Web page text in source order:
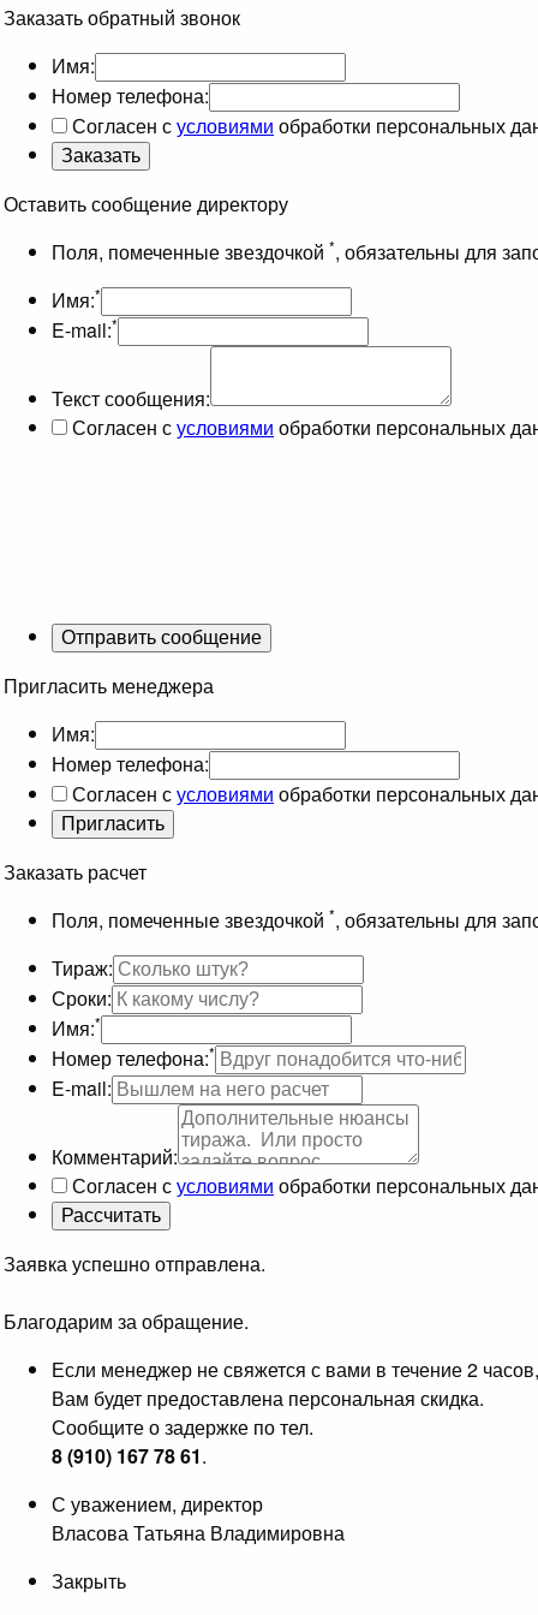
Заказать обратный звонок
Имя:
Номер телефона:
Согласен сусловиями обработки персональных
Оставить сообщение директору
Поля, помеченные звездочкой *, обязательны для
Имя:*
E-mail:*
Текст сообщения:
Согласен сусловиями обработки персональных
Пригласить менеджера
Имя:
Номер телефона:
Согласен сусловиями обработки персональных
Заказать расчет
Поля, помеченные звездочкой *, обязательны для
Тираж:
Сроки:
Имя:*
Номер телефона:*
E-mail:
Комментарий:
Согласен сусловиями обработки персональных
Заявка успешно отправлена.
Благодарим за обращение.
Если менеджер не свяжется с вами в течение 2 часов,
Вам будет предоставлена персональная скидка.
Сообщите о задержке по тел.
8 (910) 167 78 61.
С уважением, директор
Власова Татьяна Владимировна
Закрыть